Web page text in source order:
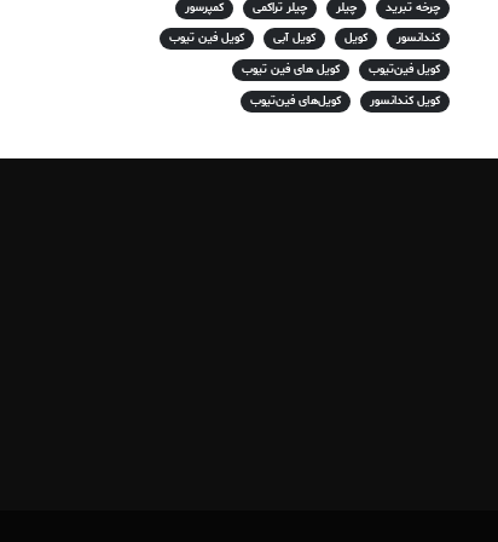
چرخه تبرید
چیلر چیلر تراکمی
کمپرسور
کندانسور
کویل کویل آبی
کویل فین تیوب
کویل فین‌تیوب
کویل های فین تیوب
کویل کندانسور
کویل‌های فین‌تیوب